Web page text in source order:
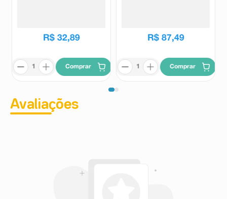
R$ 32,89
Comprar
R$ 87,49
Comprar
Avaliações